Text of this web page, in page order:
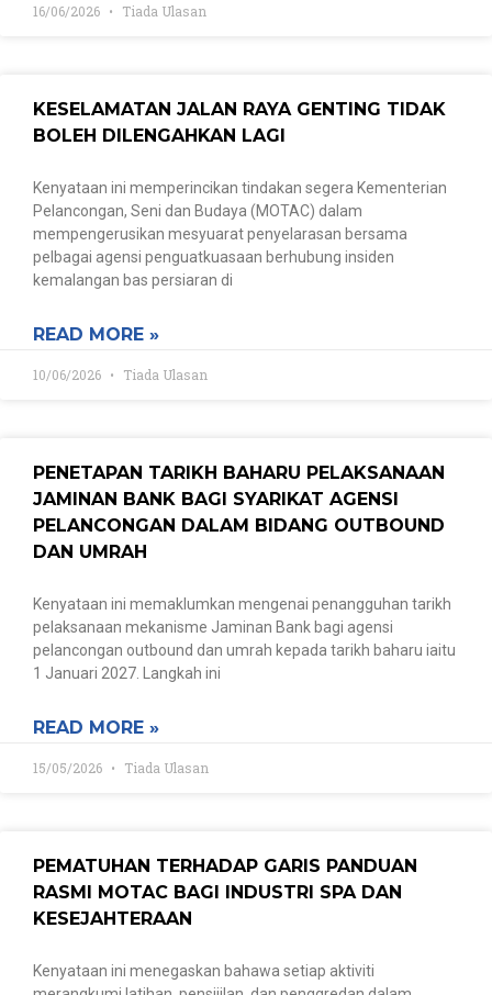
16/06/2026 Tiada Ulasan
KESELAMATAN JALAN RAYA GENTING TIDAK
BOLEH DILENGAHKAN LAGI
Kenyataan ini memperincikan tindakan segera Kementerian
Pelancongan, Seni dan Budaya (MOTAC) dalam
mempengerusikan mesyuarat penyelarasan bersama
pelbagai agensi penguatkuasaan berhubung insiden
kemalangan bas persiaran di
READ MORE »
10/06/2026 Tiada Ulasan
PENETAPAN TARIKH BAHARU PELAKSANAAN
JAMINAN BANK BAGI SYARIKAT AGENSI
PELANCONGAN DALAM BIDANG OUTBOUND
DAN UMRAH
Kenyataan ini memaklumkan mengenai penangguhan tarikh
pelaksanaan mekanisme Jaminan Bank bagi agensi
pelancongan outbound dan umrah kepada tarikh baharu iaitu
1 Januari 2027. Langkah ini
READ MORE »
15/05/2026 Tiada Ulasan
PEMATUHAN TERHADAP GARIS PANDUAN
RASMI MOTAC BAGI INDUSTRI SPA DAN
KESEJAHTERAAN
Kenyataan ini menegaskan bahawa setiap aktiviti